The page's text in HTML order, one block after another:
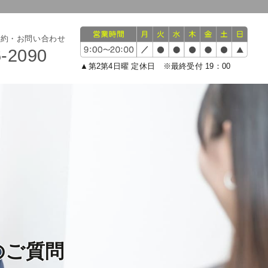
・お問い合わせ
2090
▲第2第4日曜 定休日 ※最終受付 19：00
質問